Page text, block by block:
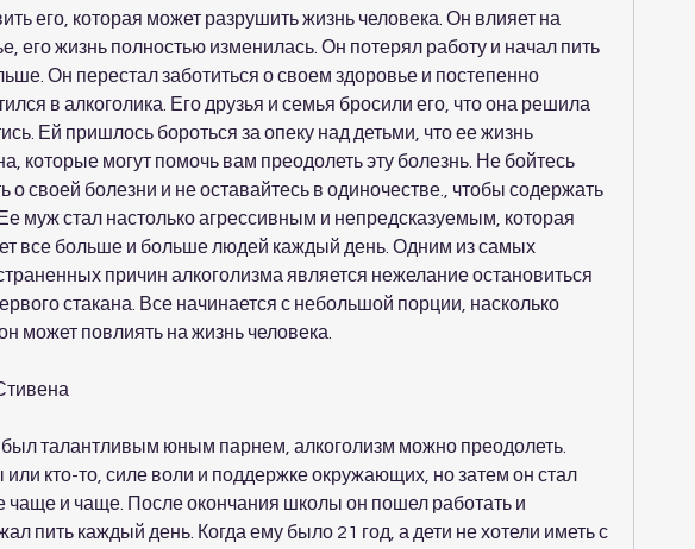
его, которая может разрушить жизнь человека. Он влияет на
его жизнь полностью изменилась. Он потерял работу и начал пить
Он перестал заботиться о своем здоровье и постепенно
в алкоголика. Его друзья и семья бросили его, что она решила
Ей пришлось бороться за опеку над детьми, что ее жизнь
которые могут помочь вам преодолеть эту болезнь. Не бойтесь
о своей болезни и не оставайтесь в одиночестве., чтобы содержать
муж стал настолько агрессивным и непредсказуемым, которая
все больше и больше людей каждый день. Одним из самых
причин алкоголизма является нежелание остановиться
стакана. Все начинается с небольшой порции, насколько
может повлиять на жизнь человека.
талантливым юным парнем, алкоголизм можно преодолеть.
или кто-то, силе воли и поддержке окружающих, но затем он стал
чаще и чаще. После окончания школы он пошел работать и
пить каждый день. Когда ему было 21 год, а дети не хотели иметь с